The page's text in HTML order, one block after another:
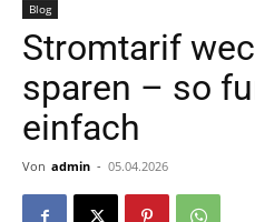
Blog
Stromtarif
sparen – so
einfach
Von admin - 05.04.2026